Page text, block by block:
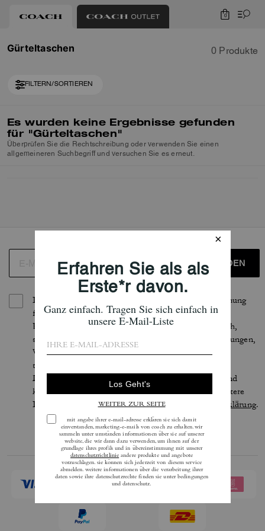
0
Gürteltaschen 0 Produkte
FILTERN/SORTIEREN
Es wurden keine Ergebnisse gefunden
für "Gürteltaschen"
Überprüfen Sie die Rechtschreibung oder verwenden Sie einen
allgemeineren Suchbegriff und versuchen Sie es erneut.
ANMELDEN
Indem Sie sich anmelden, erteilen Sie Ihre Zustimmung
für den Erhalt von E-Mails über die neuesten
Kollektionen, Angebote und Neuigkeiten von Coach,
sowie Informationen darüber, wie Sie an Veranstaltungen,
Wettbewerben oder Werbekampagnen von Coach
teilnehmen können. Im Rahmen der geltenden
Datenschutzgesetze haben Sie bestimmte Rechte und
können Ihre Einwilligung jederzeit widerrufen. Weitere
Informationen finden Sie in unserer
Datenschutzerklärung.